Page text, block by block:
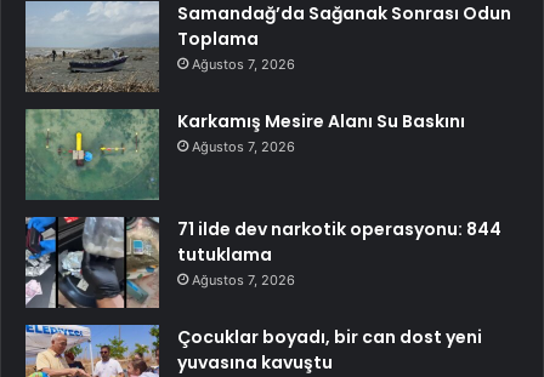
Samandağ’da Sağanak Sonrası Odun
Toplama
Ağustos 7, 2026
Karkamış Mesire Alanı Su Baskını
Ağustos 7, 2026
71 ilde dev narkotik operasyonu: 844
tutuklama
Ağustos 7, 2026
Çocuklar boyadı, bir can dost yeni
yuvasına kavuştu